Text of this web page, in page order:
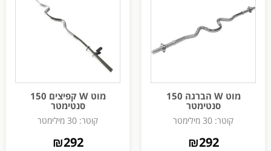
מוט W הברגה 150
סנטימטר
קוטר: 30 מילימטר
₪292
מוט W קפיצים 150
סנטימטר
קוטר: 30 מילימטר
₪292